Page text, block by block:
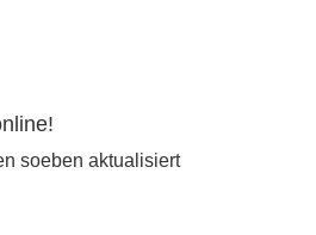
soeben aktualisiert